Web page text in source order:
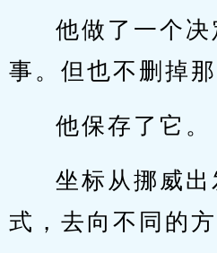
他做了一个
事。但也不删掉那
他保存了它。
坐标从挪威
式，去向不同的方